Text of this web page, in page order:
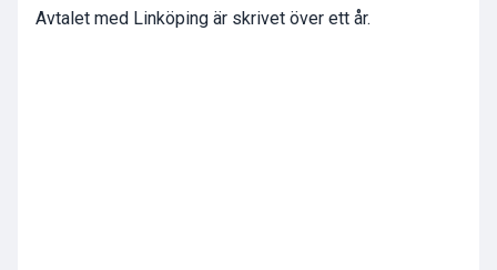
Avtalet med Linköping är skrivet över ett år.